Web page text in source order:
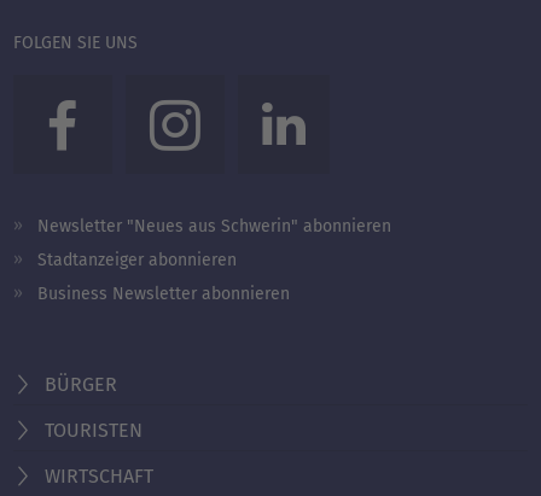
FOLGEN SIE UNS
Newsletter "Neues aus Schwerin" abonnieren
Stadtanzeiger abonnieren
Business Newsletter abonnieren
BÜRGER
TOURISTEN
WIRTSCHAFT